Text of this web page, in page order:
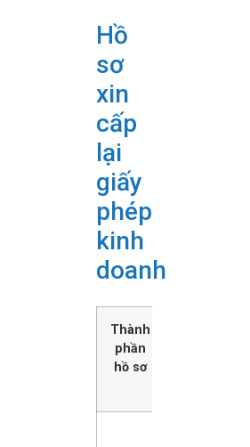
Hồ
sơ
xin
cấp
lại
giấy
phép
kinh
doanh
Thành
phần
hồ sơ